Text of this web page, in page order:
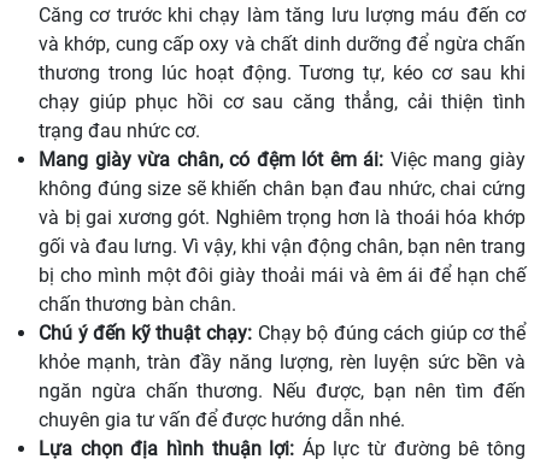
Căng cơ trước khi chạy làm tăng lưu lượng máu đến cơ
và khớp, cung cấp oxy và chất dinh dưỡng để ngừa chấn
thương trong lúc hoạt động. Tương tự, kéo cơ sau khi
chạy giúp phục hồi cơ sau căng thẳng, cải thiện tình
trạng đau nhức cơ.
Mang giày vừa chân, có đệm lót êm ái: Việc mang giày
không đúng size sẽ khiến chân bạn đau nhức, chai cứng
và bị gai xương gót. Nghiêm trọng hơn là thoái hóa khớp
gối và đau lưng. Vì vậy, khi vận động chân, bạn nên trang
bị cho mình một đôi giày thoải mái và êm ái để hạn chế
chấn thương bàn chân.
Chú ý đến kỹ thuật chạy:Chạy bộ đúng cách giúp cơ thể
khỏe mạnh, tràn đầy năng lượng, rèn luyện sức bền và
ngăn ngừa chấn thương. Nếu được, bạn nên tìm đến
chuyên gia tư vấn để được hướng dẫn nhé.
Lựa chọn địa hình thuận lợi: Áp lực từ đường bê tông